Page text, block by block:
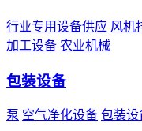
行业专用设备供应 风机
加工设备 农业机械
包装设备
泵 空气净化设备 包装设